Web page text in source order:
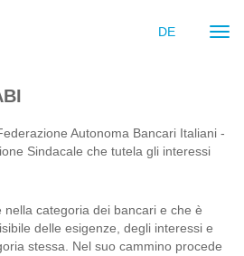
DE
Autonoma Bancari Italiani -
Sindacale che tutela gli interessi
nella categoria dei bancari e che è
delle esigenze, degli interessi e
stessa. Nel suo cammino procede